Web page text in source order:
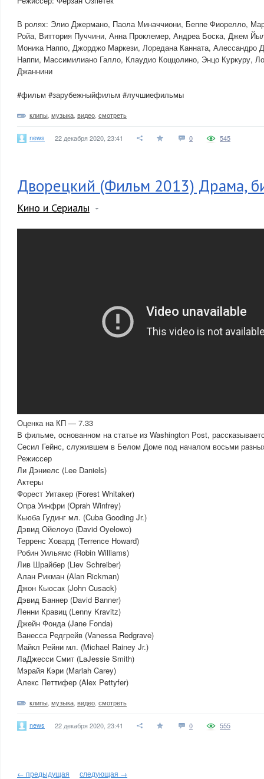
В ролях: Элио Джермано, Паола Миначчиони, Беппе Фиорелло,
Ройа, Виттория Пуччини, Анна Проклемер, Андреа Боска, Джем
Моника Наппо, Джорджо Маркези, Лоредана Канната, Алессандро
Наппи, Массимилиано Галло, Клаудио Коццолино, Энцо Куркуру,
Джаннини
#фильм #зарубежныйфильм #лучшиефильмы
клипы музыка видео смотреть
news 22 декабря 2020, 23:41 0 545
Дворецкий (Фильм 2013) Драма,
Кино и Сериалы
Оценка на КП — 7.33
В фильме, основанном на статье из Washington Post,
Сесил Гейнс, служившем в Белом Доме под началом восьми
Режиссер
Ли Дэниелс (Lee Daniels)
Актеры
Форест Уитакер (Forest Whitaker)
Опра Уинфри (Oprah Winfrey)
Кьюба Гудинг мл. (Cuba Gooding Jr.)
Дэвид Ойелоуо (David Oyelowo)
Терренс Ховард (Terrence Howard)
Робин Уильямс (Robin Williams)
Лив Шрайбер (Liev Schreiber)
Алан Рикман (Alan Rickman)
Джон Кьюсак (John Cusack)
Дэвид Баннер (David Banner)
Ленни Кравиц (Lenny Kravitz)
Джейн Фонда (Jane Fonda)
Ванесса Редгрейв (Vanessa Redgrave)
Майкл Рейни мл. (Michael Rainey Jr.)
ЛаДжесси Смит (LaJessie Smith)
Мэрайя Кэри (Mariah Carey)
Алекс Петтифер (Alex Pettyfer)
клипы музыка видео смотреть
news 22 декабря 2020, 23:41 0 555
← предыдущая
следующая →